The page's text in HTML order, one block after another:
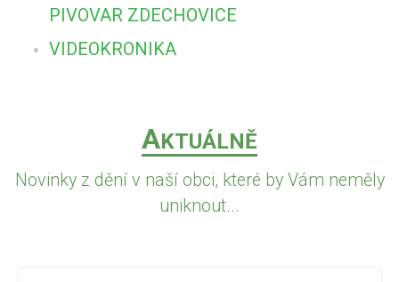
PIVOVAR ZDECHOVICE
VIDEOKRONIKA
AKTUÁLNĚ
Novinky z dění v naší obci, které by Vám neměly
uniknout...